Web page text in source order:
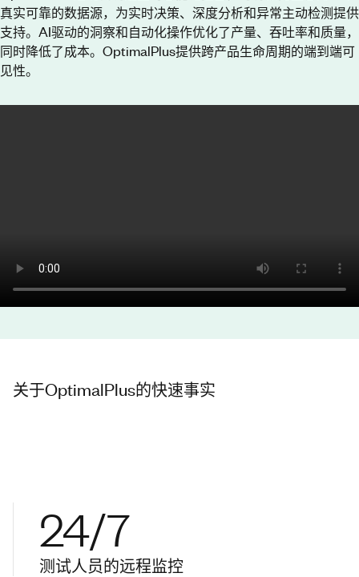
真实可靠的数据源，为实时决策、深度分析和异常主动检测提供
支持。AI驱动的洞察和自动化操作优化了产量、吞吐率和质量，
同时降低了成本。OptimalPlus提供跨产品生命周期的端到端可
见性。
关于OptimalPlus的快速事实
24/7
测试人员的远程监控